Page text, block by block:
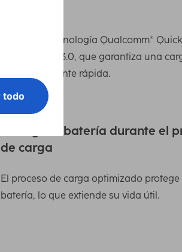
Soporta la tecnología Qualcomm® Quick
Charge™ 2.0/3.0, que garantiza una
extremadamente rápida.
Protege la batería durante el
de carga
El proceso de carga optimizado protege
batería, lo que extiende su vida útil.